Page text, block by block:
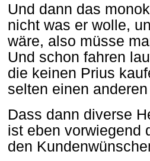
Und dann das
nicht was er wolle,
wäre, also müsse
Und schon fahren
die keinen Prius
selten einen
Dass dann diverse
ist eben vorwiegend
den